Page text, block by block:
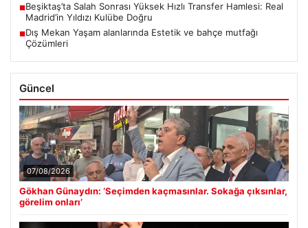
■Beşiktaş’ta Salah Sonrası Yüksek Hızlı Transfer Hamlesi: Real
Madrid’in Yıldızı Kulübe Doğru
■Dış Mekan Yaşam alanlarında Estetik ve bahçe mutfağı
Çözümleri
Güncel
07/08/2026
Gökhan Günaydın: ‘Seçimden kaçmasınlar. Sokağa çıksınlar,
görelim onları’